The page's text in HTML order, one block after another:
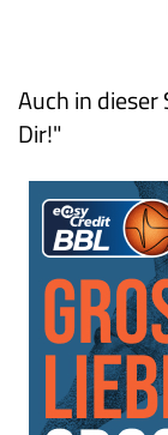
Auch in
Dir!"